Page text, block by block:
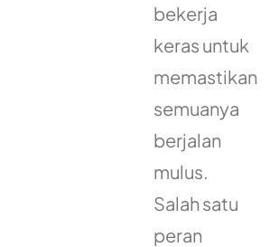
bekerja
keras untuk
memastikan
semuanya
berjalan
mulus.
Salah satu
peran